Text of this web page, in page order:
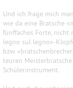
Und ich frage mich
wie da eine Bratsche
fünffaches Forte, nicht
legno sul legno»-
bzw.
teuren
Schülerinstrument.